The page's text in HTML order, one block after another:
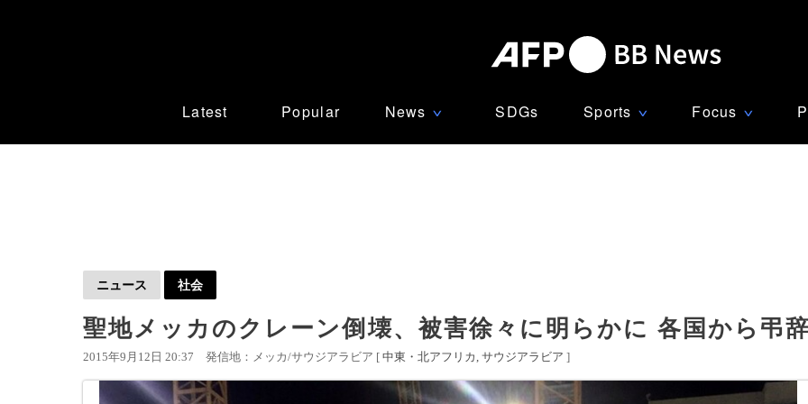
Latest Popular News ∨ SDGs Sports ∨ Focus ∨
ニュース 社会
聖地メッカのクレーン倒壊、被害徐々に明らかに 各国から弔辞
2015年9月12日 20:37 発信地：メッカ/サウジアラビア [ 中東・北アフリカ サウジアラビア ]